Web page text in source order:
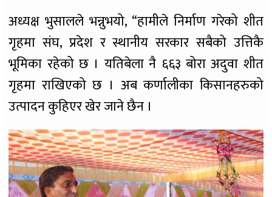
अध्यक्ष भुसालले भन्नुभयो, “हामीले निर्माण गरेको शीत
गृहमा संघ, प्रदेश र स्थानीय सरकार सबैको उत्तिकै
भूमिका रहेको छ । यतिबेला नै ६६३ बोरा अदुवा शीत
गृहमा राखिएको छ । अब कर्णालीका किसानहरुको
उत्पादन कुहिएर खेर जाने छैन ।